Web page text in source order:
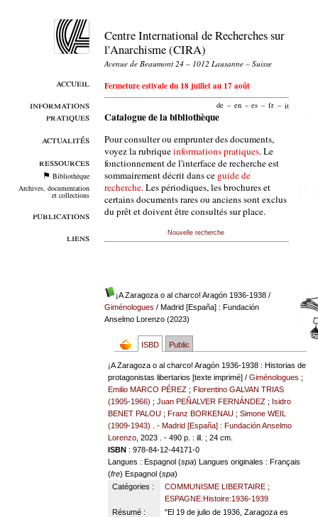
accueil
informations
pratiques
actualités
ressources
Bibliothèque
Archives, documentation
et collections
publications
liens
Centre International de Recherches sur
l'Anarchisme (CIRA)
Avenue de Beaumont 24 – 1012 Lausanne – Suisse
Fermeture estivale du 18 juillet au 17 août
de – en – es – fr – it
Catalogue de la bibliothèque
Pour consulter ou emprunter des documents,
voyez la rubriqueinformations pratiques. Le
fonctionnement de l'interface de recherche est
sommairement décrit dans ce guide de
recherche. Les périodiques, les brochures et
certains documents rares ou anciens sont exclus
du prêt et doivent être consultés sur place.
Nouvelle recherche
¡A Zaragoza o al charco! Aragón 1936-1938/
Giménologues / Madrid [España] : Fundación
Anselmo Lorenzo (2023)
ISBD Public
¡A Zaragoza o al charco! Aragón 1936-1938 : Historias de
protagonistas libertarios [texte imprimé] /Giménologues ;
Emilio MARCO PÉREZ ;Florentino GALVAN TRIAS
(1905-1966) ;Juan PEÑALVER FERNÁNDEZ ; Isidro
BENET PALOU ;Franz BORKENAU ;Simone WEIL
(1909-1943)
. -Madrid [España] : Fundación Anselmo
Lorenzo , 2023 . - 490 p. : ill. ; 24 cm.
ISBN : 978-84-12-44171-0
Langues : Espagnol (spa)Langues originales : Français
(fre) Espagnol (spa)
Catégories :
COMMUNISME LIBERTAIRE;
ESPAGNE:Histoire:1936-1939
Résumé :
"El 19 de julio de 1936, Zaragoza es